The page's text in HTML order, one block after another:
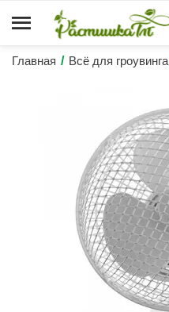
Главная / Всё для гроувинга